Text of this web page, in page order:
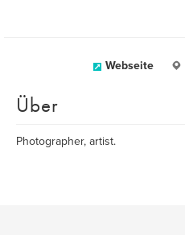
Webseite
Über
Photographer, artist.